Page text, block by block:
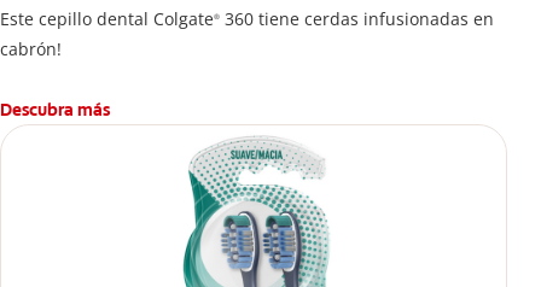
Este cepillo dental Colgate® 360 tiene cerdas infusionadas en
cabrón!
Descubra más